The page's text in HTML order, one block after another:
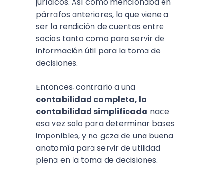
párrafos anteriores, lo que viene a
ser la rendición de cuentas entre
socios tanto como para servir de
información útil para la toma de
decisiones.
Entonces, contrario a una
contabilidad completa, la
contabilidad simplificada nace
esa vez solo para determinar bases
imponibles, y no goza de una buena
anatomía para servir de utilidad
plena en la toma de decisiones.